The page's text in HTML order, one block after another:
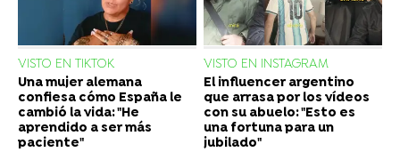
VISTO EN TIKTOK
Una mujer alemana
confiesa cómo España le
cambió la vida: "He
aprendido a ser más
paciente"
VISTO EN INSTAGRAM
El influencer argentino
que arrasa por los vídeos
con su abuelo: "Esto es
una fortuna para un
jubilado"